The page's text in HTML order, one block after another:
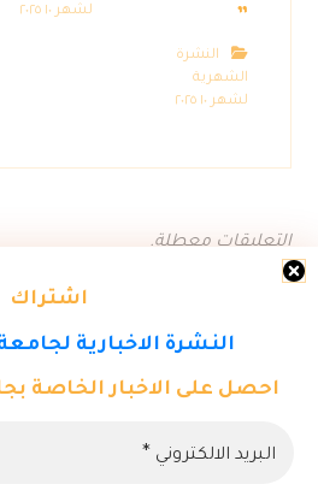
اشتراك
النشرة الاخبارية
احصل على الاخبار الخاصة
”
النشرة
الشهرية
لشهر ١٠ ٢٠٢٥
لشهر ١٠ ٢٠٢٥
التعليقات معطلة.